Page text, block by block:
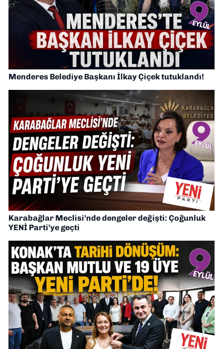
Menderes Belediye Başkanı İlkay Çiçek tutuklandı!
Karabağlar Meclisi’nde dengeler değişti: Çoğunluk
YENİ Parti’ye geçti